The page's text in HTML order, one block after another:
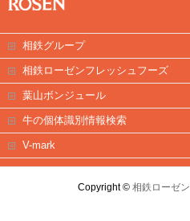
相鉄グループ
相鉄ローゼンフレッシュフーズ
葉山ボンジュール
牛の個体識別情報検索
V-mark
Copyright © 相鉄ローゼン